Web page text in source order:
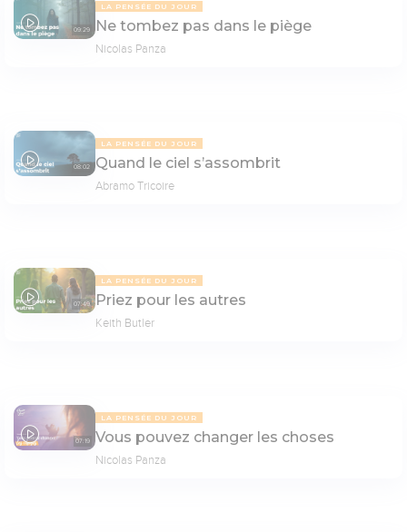
09:29
LA PENSÉE DU JOUR
Ne tombez pas dans le piège
Nicolas Panza
08:02
LA PENSÉE DU JOUR
Quand le ciel s’assombrit
Abramo Tricoire
07:49
LA PENSÉE DU JOUR
Priez pour les autres
Keith Butler
07:19
LA PENSÉE DU JOUR
Vous pouvez changer les choses
Nicolas Panza